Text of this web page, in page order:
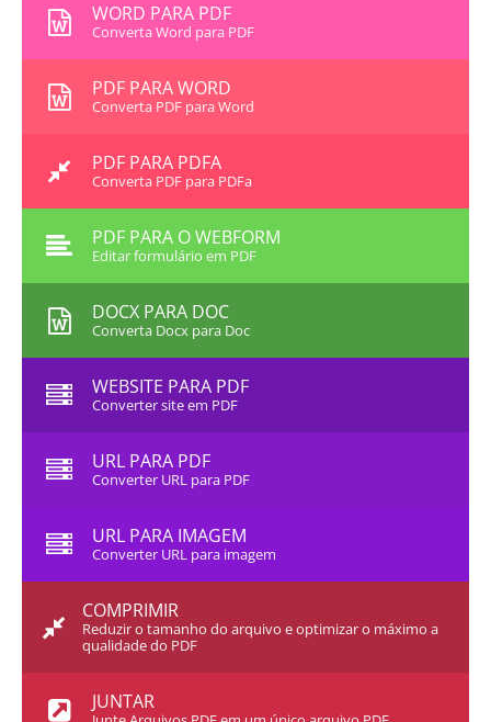
WORD PARA PDF
Converta Word para PDF
PDF PARA WORD
Converta PDF para Word
PDF PARA PDFA
Converta PDF para PDFa
PDF PARA O WEBFORM
Editar formulário em PDF
DOCX PARA DOC
Converta Docx para Doc
WEBSITE PARA PDF
Converter site em PDF
URL PARA PDF
Converter URL para PDF
URL PARA IMAGEM
Converter URL para imagem
COMPRIMIR
Reduzir o tamanho do arquivo e optimizar o máximo a
qualidade do PDF
JUNTAR